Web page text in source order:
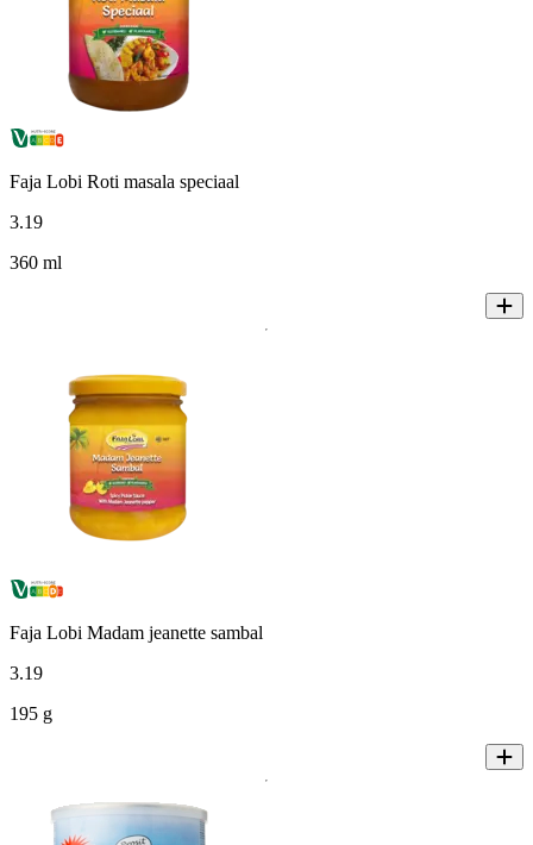
Faja Lobi Roti masala speciaal
3.19
360 ml
Faja Lobi Madam jeanette sambal
3.19
195 g